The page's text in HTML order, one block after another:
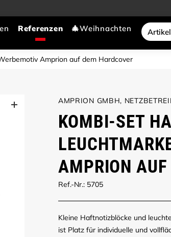
🎄Weihnachten
Amprion auf dem Hardcover
AMPRION GMBH,
KOMBI-SET
AMPRION AUF
Ref.-Nr.: 5705
Kleine Haftnotizblöcke und
ist Platz für individuelle und